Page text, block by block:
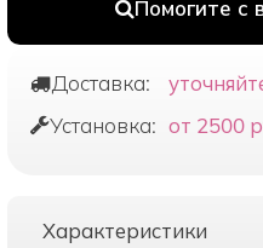
Помогите с
Доставка:
Установка: от 2500
Характеристики